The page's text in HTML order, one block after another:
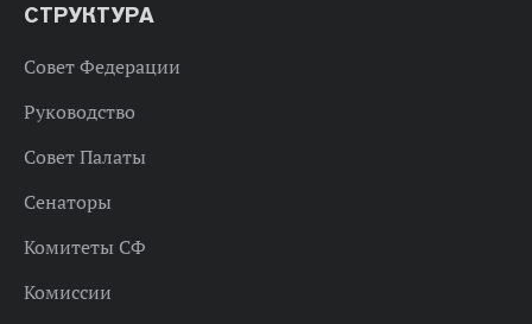
СТРУКТУРА
Совет Федерации
Руководство
Совет Палаты
Сенаторы
Комитеты СФ
Комиссии